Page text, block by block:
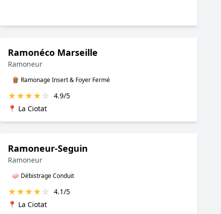
Ramonéco Marseille
Ramoneur
🪵 Ramonage Insert & Foyer Fermé
★★★★☆ 4.9/5
📍 La Ciotat
Ramoneur-Seguin
Ramoneur
🧼 Débistrage Conduit
★★★★☆ 4.1/5
📍 La Ciotat